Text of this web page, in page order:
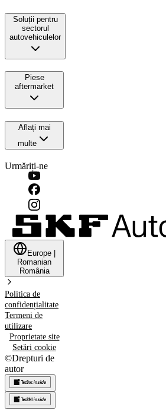
Soluții pentru
sectorul
autovehiculelor
Piese
aftermarket
Aflați mai
multe
Urmăriți-ne
Europe
Romanian
România
Politica de
confidențialitate
Termeni de
utilizare
Proprietate site
Setări cookie
©Drepturi de
autor